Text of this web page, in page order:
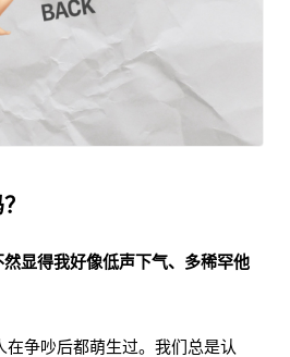
显得我好像低声下气、多稀罕他
争吵后都萌生过。我们总是认